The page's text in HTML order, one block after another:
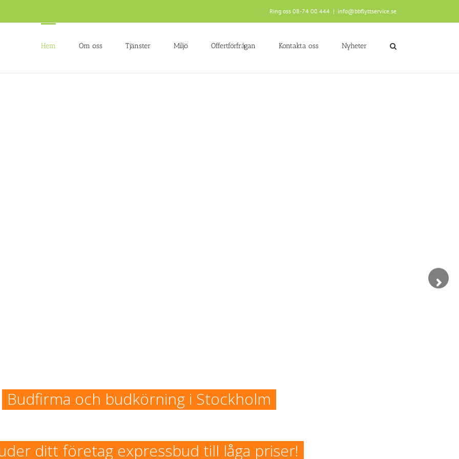
Ring oss 08-74 00 444 | info@bbflyttservice.se
Hem Om oss Tjänster Miljö Offertförfrågan Kontakta oss Nyheter
ditt företag expressbud till låga priser!
Budfirma och budkörning i Stockholm